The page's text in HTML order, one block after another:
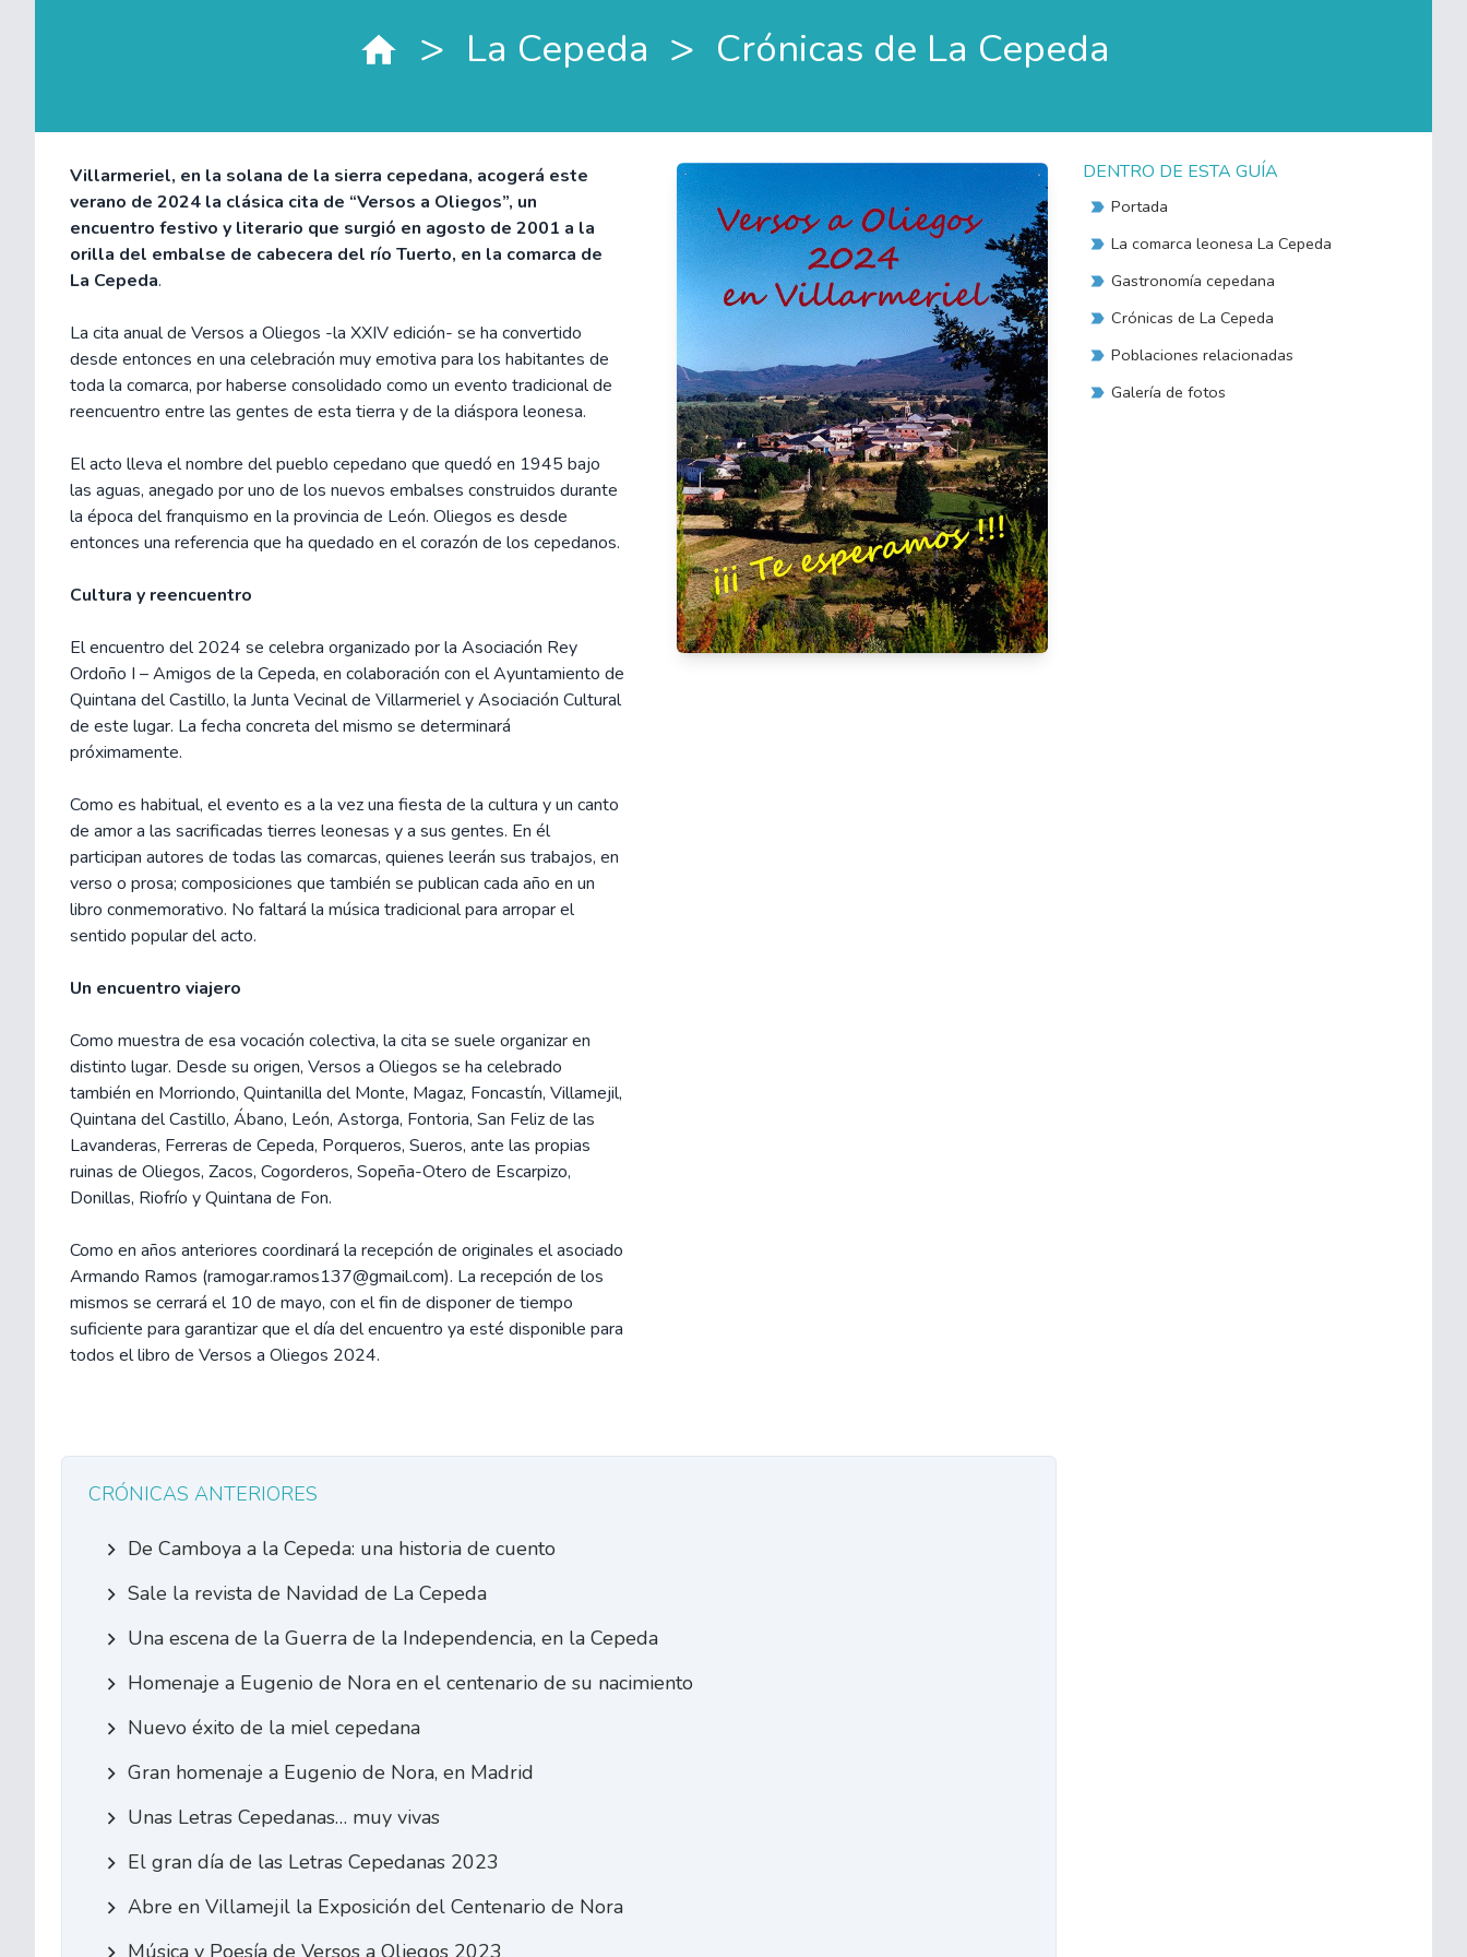
> La Cepeda > Crónicas de La Cepeda
Villarmeriel, en la solana de la sierra cepedana, acogerá este
verano de 2024 la clásica cita de “Versos a Oliegos”, un
encuentro festivo y literario que surgió en agosto de 2001 a la
orilla del embalse de cabecera del río Tuerto, en la comarca de
La Cepeda.
La cita anual de Versos a Oliegos -la XXIV edición- se ha convertido
desde entonces en una celebración muy emotiva para los habitantes de
toda la comarca, por haberse consolidado como un evento tradicional de
reencuentro entre las gentes de esta tierra y de la diáspora leonesa.
El acto lleva el nombre del pueblo cepedano que quedó en 1945 bajo
las aguas, anegado por uno de los nuevos embalses construidos durante
la época del franquismo en la provincia de León. Oliegos es desde
entonces una referencia que ha quedado en el corazón de los cepedanos.
Cultura y reencuentro
El encuentro del 2024 se celebra organizado por la Asociación Rey
Ordoño I – Amigos de la Cepeda, en colaboración con el Ayuntamiento de
Quintana del Castillo, la Junta Vecinal de Villarmeriel y Asociación Cultural
de este lugar. La fecha concreta del mismo se determinará
próximamente.
Como es habitual, el evento es a la vez una fiesta de la cultura y un canto
de amor a las sacrificadas tierres leonesas y a sus gentes. En él
participan autores de todas las comarcas, quienes leerán sus trabajos, en
verso o prosa; composiciones que también se publican cada año en un
libro conmemorativo. No faltará la música tradicional para arropar el
sentido popular del acto.
Un encuentro viajero
Como muestra de esa vocación colectiva, la cita se suele organizar en
distinto lugar. Desde su origen, Versos a Oliegos se ha celebrado
también en Morriondo, Quintanilla del Monte, Magaz, Foncastín, Villamejil,
Quintana del Castillo, Ábano, León, Astorga, Fontoria, San Feliz de las
Lavanderas, Ferreras de Cepeda, Porqueros, Sueros, ante las propias
ruinas de Oliegos, Zacos, Cogorderos, Sopeña-Otero de Escarpizo,
Donillas, Riofrío y Quintana de Fon.
Como en años anteriores coordinará la recepción de originales el asociado
Armando Ramos (ramogar.ramos137@gmail.com). La recepción de los
mismos se cerrará el 10 de mayo, con el fin de disponer de tiempo
suficiente para garantizar que el día del encuentro ya esté disponible para
todos el libro de Versos a Oliegos 2024.
CRÓNICAS ANTERIORES
De Camboya a la Cepeda: una historia de cuento
Sale la revista de Navidad de La Cepeda
Una escena de la Guerra de la Independencia, en la Cepeda
Homenaje a Eugenio de Nora en el centenario de su nacimiento
Nuevo éxito de la miel cepedana
Gran homenaje a Eugenio de Nora, en Madrid
Unas Letras Cepedanas… muy vivas
El gran día de las Letras Cepedanas 2023
Abre en Villamejil la Exposición del Centenario de Nora
Música y Poesía de Versos a Oliegos 2023
DENTRO DE ESTA GUÍA
Portada
La comarca leonesa La Cepeda
Gastronomía cepedana
Crónicas de La Cepeda
Poblaciones relacionadas
Galería de fotos